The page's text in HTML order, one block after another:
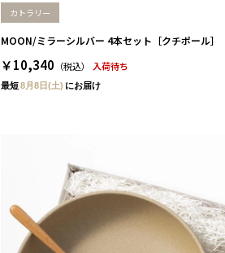
カトラリー
MOON/ミラーシルバー 4本セット［クチポール］
￥10,340 （税込） 入荷待ち
最短8月8日(土) にお届け